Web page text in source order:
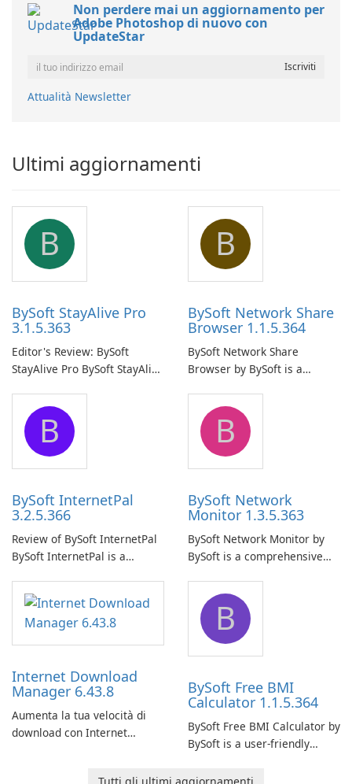
Non perdere mai un aggiornamento per
Adobe Photoshop di nuovo con
UpdateStar
Attualità Newsletter
Ultimi aggiornamenti
B
BySoft StayAlive Pro
3.1.5.363
Editor's Review: BySoft
StayAlive Pro BySoft StayAlive
application designed to
ensure the continuous and
uninterrupted operation of
your computer system.
B
BySoft Network Share
Browser 1.1.5.364
BySoft Network Share
Browser by BySoft is a
application that allows users
to easily browse and manage
shared folders on their
network.
B
BySoft InternetPal
3.2.5.366
Review of BySoft InternetPal
BySoft InternetPal is a
application designed to
monitor your internet
connection and provide real-
time insights into its
B
BySoft Network
Monitor 1.3.5.363
BySoft Network Monitor by
BySoft is a comprehensive
designed to help businesses
effectively manage their
network infrastructure.
Internet Download
Manager 6.43.8
Aumenta la tua velocità di
download con Internet
B
BySoft Free BMI
Calculator 1.1.5.364
BySoft Free BMI Calculator by
BySoft is a user-friendly
designed to help you